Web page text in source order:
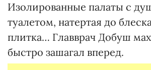
Изолированные палаты с
туалетом, натертая до
плитка… Главврач Добуш
быстро зашагал вперед.